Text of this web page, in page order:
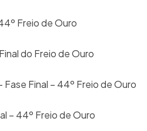
Freio de Ouro
do Freio de Ouro
Final – 44º Freio de Ouro
– 44º Freio de Ouro